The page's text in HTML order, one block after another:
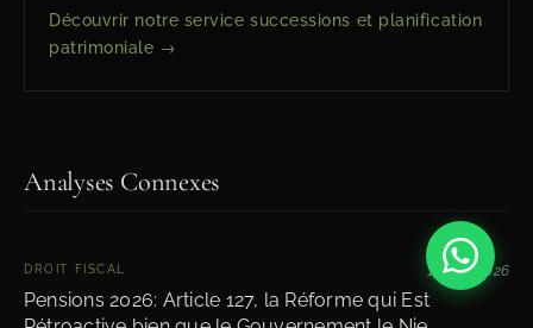
Découvrir notre service successions et planification
patrimoniale →
Analyses Connexes
DROIT FISCAL
Pensions 2026: Article 127, la Réforme qui Est
13 avril 2026